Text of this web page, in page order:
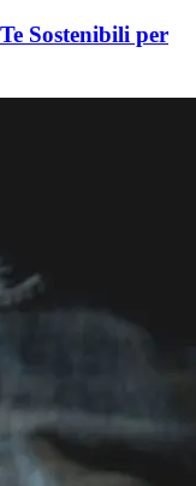
Sostenibili per